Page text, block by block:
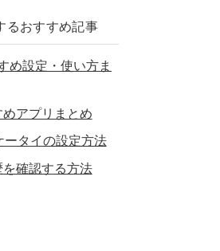
るおすすめ記事
め設定・使い方ま
めアプリまとめ
ータイの設定方法
確認する方法